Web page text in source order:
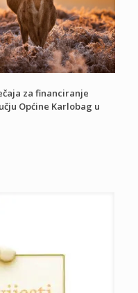
za financiranje
Općine Karlobag u